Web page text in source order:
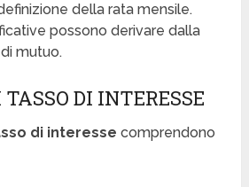
della rata mensile.
possono derivare dalla
mutuo.
DI INTERESSE
di interesse comprendono